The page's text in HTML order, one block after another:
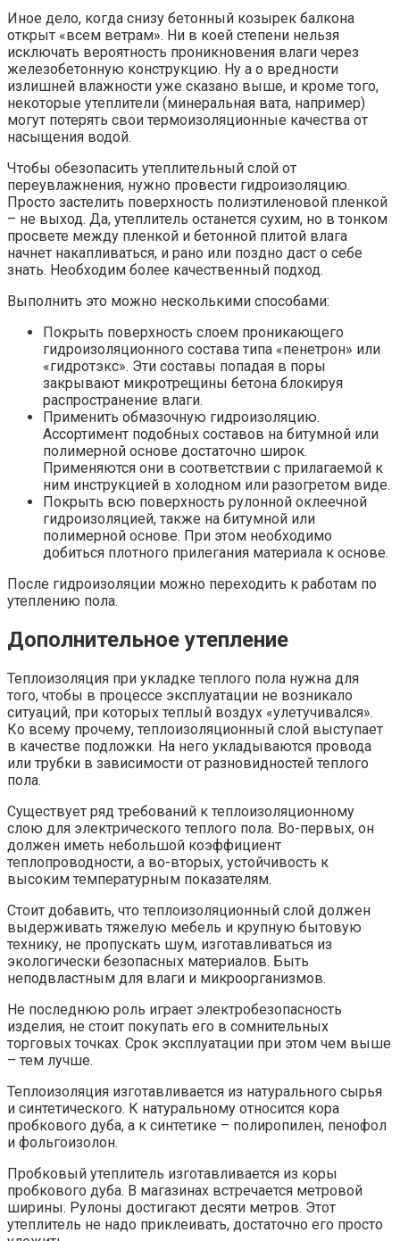
Иное дело, когда снизу бетонный козырек балкона
открыт «всем ветрам». Ни в коей степени нельзя
исключать вероятность проникновения влаги через
железобетонную конструкцию. Ну а о вредности
излишней влажности уже сказано выше, и кроме того,
некоторые утеплители (минеральная вата, например)
могут потерять свои термоизоляционные качества от
насыщения водой.
Чтобы обезопасить утеплительный слой от
переувлажнения, нужно провести гидроизоляцию.
Просто застелить поверхность полиэтиленовой пленкой
– не выход. Да, утеплитель останется сухим, но в тонком
просвете между пленкой и бетонной плитой влага
начнет накапливаться, и рано или поздно даст о себе
знать. Необходим более качественный подход.
Выполнить это можно несколькими способами:
Покрыть поверхность слоем проникающего
гидроизоляционного состава типа «пенетрон» или
«гидротэкс». Эти составы попадая в поры
закрывают микротрещины бетона блокируя
распространение влаги.
Применить обмазочную гидроизоляцию.
Ассортимент подобных составов на битумной или
полимерной основе достаточно широк.
Применяются они в соответствии с прилагаемой к
ним инструкцией в холодном или разогретом виде.
Покрыть всю поверхность рулонной оклеечной
гидроизоляцией, также на битумной или
полимерной основе. При этом необходимо
добиться плотного прилегания материала к основе.
После гидроизоляции можно переходить к работам по
утеплению пола.
Дополнительное утепление
Теплоизоляция при укладке теплого пола нужна для
того, чтобы в процессе эксплуатации не возникало
ситуаций, при которых теплый воздух «улетучивался».
Ко всему прочему, теплоизоляционный слой выступает
в качестве подложки. На него укладываются провода
или трубки в зависимости от разновидностей теплого
пола.
Существует ряд требований к теплоизоляционному
слою для электрического теплого пола. Во-первых, он
должен иметь небольшой коэффициент
теплопроводности, а во-вторых, устойчивость к
высоким температурным показателям.
Стоит добавить, что теплоизоляционный слой должен
выдерживать тяжелую мебель и крупную бытовую
технику, не пропускать шум, изготавливаться из
экологически безопасных материалов. Быть
неподвластным для влаги и микроорганизмов.
Не последнюю роль играет электробезопасность
изделия, не стоит покупать его в сомнительных
торговых точках. Срок эксплуатации при этом чем выше
– тем лучше.
Теплоизоляция изготавливается из натурального сырья
и синтетического. К натуральному относится кора
пробкового дуба, а к синтетике – полиропилен, пенофол
и фольгоизолон.
Пробковый утеплитель изготавливается из коры
пробкового дуба. В магазинах встречается метровой
ширины. Рулоны достигают десяти метров. Этот
утеплитель не надо приклеивать, достаточно его просто